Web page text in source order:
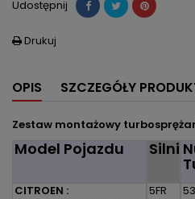
Udostępnij
 Drukuj
OPIS SZCZEGÓŁY
Zestaw montażowy
Model Pojazdu Silnik
CITROEN :
5FR